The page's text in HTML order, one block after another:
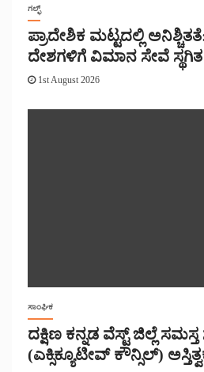
ಗಲ್ಫ್
ಪ್ರಾದೇಶಿಕ ಮಟ್ಟದಲ್ಲಿ
ದೇಶಗಳಿಗೆ ವಿಮಾನ ಸೇವೆ ಸ್ಥಗಿತ
1st August 2026
ಸಾಂಘಿಕ
ದಕ್ಷಿಣ ಕನ್ನಡ ವೆಸ್ಟ್ ಜಿಲ್ಲೆ
(ಎಕ್ಸಿಕ್ಯೂಟೀವ್ ಕೌನ್ಸಿಲ್)